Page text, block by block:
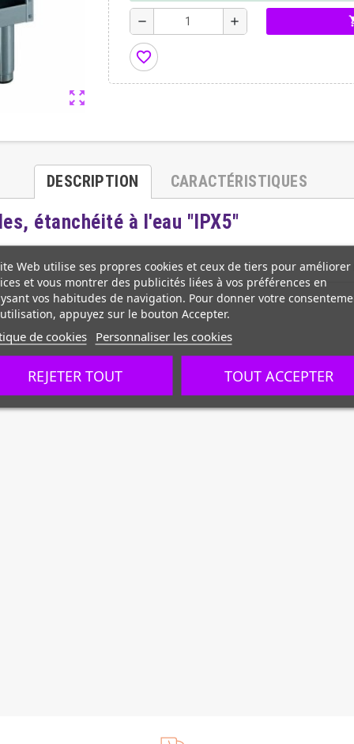
zoom_out_map
remove add
favorite_border
DESCRIPTION CARACTÉRISTIQUES
étanchéité à l'eau "IPX5"
Web utilise ses propres cookies et ceux de tiers pour améliorer
et vous montrer des publicités liées à vos préférences en
vos habitudes de navigation. Pour donner votre
appuyez sur le bouton Accepter.
de cookies Personnaliser les cookies
REJETER TOUT TOUT ACCEPTER